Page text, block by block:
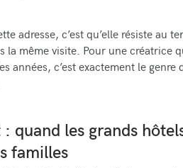
adresse, c’est qu’elle résiste au
la même visite. Pour une créatrice
années, c’est exactement le genre
quand les grands
familles